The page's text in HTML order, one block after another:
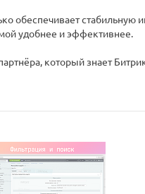
обеспечивает стабильную
удобнее и эффективнее.
который знает